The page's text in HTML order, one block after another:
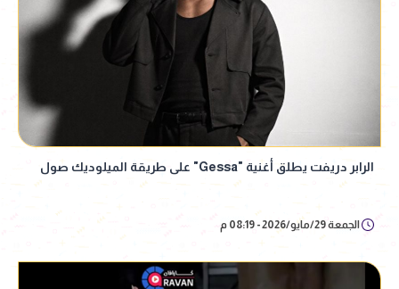
الرابر دريفت يطلق أغنية "Gessa" على طريقة الميلوديك صول
الجمعة 29/مايو/2026 - 08:19 م